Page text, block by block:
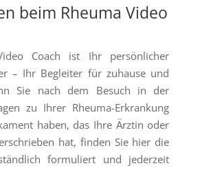
beim Rheuma Video
Coach ist Ihr persönlicher
– Ihr Begleiter für zuhause und
Sie nach dem Besuch in der
zu Ihrer Rheuma-Erkrankung
haben, das Ihre Ärztin oder
hat, finden Sie hier die
formuliert und jederzeit